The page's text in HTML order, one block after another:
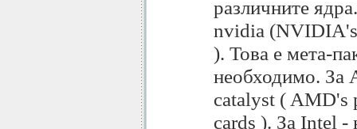
различните
nvidia
). Това е мета-
необходимо. За
catalyst ( AMD's
cards ). За Intel -